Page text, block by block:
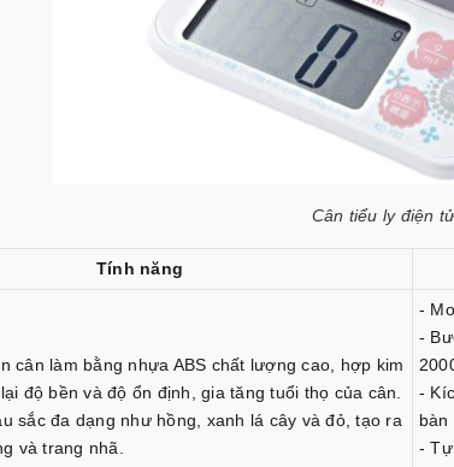
Cân tiểu ly điện
Tính năng
cân làm bằng nhựa ABS chất lượng cao, hợp kim
độ bền và độ ổn định, gia tăng tuổi thọ của cân.
sắc đa dạng như hồng, xanh lá cây và đỏ, tạo ra
và trang nhã.
-
-
-
bàn
-